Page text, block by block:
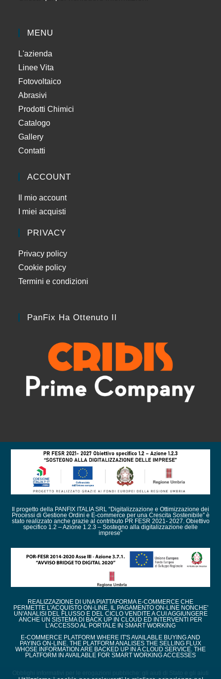
MENU
L'azienda
Linee Vita
Fotovoltaico
Abrasivi
Prodotti Chimici
Catalogo
Gallery
Contatti
ACCOUNT
Il mio account
I miei acquisti
PRIVACY
Privacy policy
Cookie policy
Termini e condizioni
PanFix Ha Ottenuto Il
Il progetto della PANFIX ITALIA SRL “Digitalizzazione e Ottimizzazione dei
Processi di Gestione Ordini e E-commerce per una Crescita Sostenibile” è
stato realizzato anche grazie al contributo PR FESR 2021- 2027. Obiettivo
specifico 1.2 – Azione 1.2.3 – Sostegno alla digitalizzazione delle
imprese”
REALIZZAZIONE DI UNA PIATTAFORMA E-COMMERCE CHE
PERMETTE L'ACQUISTO ON-LINE, IL PAGAMENTO ON-LINE NONCHE'
UN'ANALISI DEL FLUSSO E DEL CICLO VENDITE A CUI AGGIUNGERE
ANCHE UN SISTEMA DI BACK UP IN CLOUD ED INTERVENTI PER
L'ACCESSO AL PORTALE IN SMART WORKING
E-COMMERCE PLATFORM WHERE IT'S AVAILABLE BUYING AND
PAYING ON-LINE. THE PLATFORM ANALISES THE SELLING FLUX
WHOSE INFORMATION ARE BACKED UP IN A CLOUD SERVICE. THE
PLATFORM IN AVAILABLE FOR SMART WORKING ACCESSES
Obblighi informativi per le erogazioni pubbliche: gli aiuti di Stato e gli aiuti